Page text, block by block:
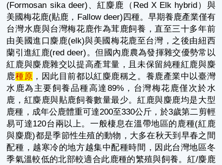
(Formosan sika deer) 、紅麋鹿（ Red X Elk hybrid） 與
美國梅花鹿(黇鹿， Fallow deer)四種。早期養鹿產業僅有
台灣水鹿與台灣梅花鹿作為茸鹿飼養，直至三十多年前
由美國進口麋鹿(elk)與美國梅花鹿至台灣，之後由紐西
蘭引進紅鹿(red deer)。但國內鹿農為發揮雜交優勢常以
紅鹿與麋鹿雜交以提高產茸量，且未保留純種紅鹿與麋
鹿種原 ，因此目前都以紅麋鹿稱之。養鹿產業中以臺灣
水鹿為主要飼養品種高達89%，台灣梅花鹿僅次於水
鹿，紅麋鹿與黇鹿飼養數量最少。紅鹿與麋鹿均是大型
鹿種，成年公鹿體重可達200至330公斤，於3歲第二剪輕
易可達120台兩以上。一般棲息在溫帶地區的鹿種(紅鹿
與麋鹿)都是季節性生殖的動物，大多在秋天到早春之間
配種，越寒冷的地方越集中配種時間，因此台灣地區冬
季氣溫較低的北部較適合此鹿種的繁殖與飼養。紅/麋鹿